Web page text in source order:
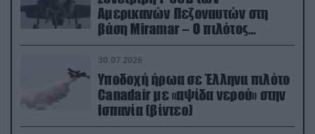
Αμερικανών Πεζοναυτών στη
βάση Miramar – Ο πιλότος
εκτινάχθηκε εγκαίρως
30.07.2026
Υποδοχή ήρωα σε Έλληνα πιλότο
Canadair με «αψίδα νερού» στην
Ισπανία (βίντεο)